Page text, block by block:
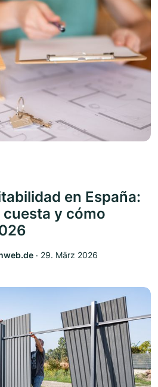
en España:
y cómo
‧ 29. März 2026